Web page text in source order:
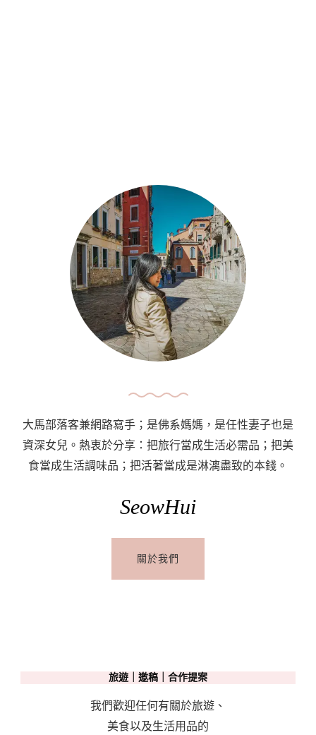
大馬部落客兼網路寫手；是佛系媽媽，是任性妻子也是
資深女兒。熱衷於分享：把旅行當成生活必需品；把美
食當成生活調味品；把活著當成是淋漓盡致的本錢。
SeowHui
關於我們
旅遊｜邀稿｜合作提案
我們歡迎任何有關於旅遊、
美食以及生活用品的